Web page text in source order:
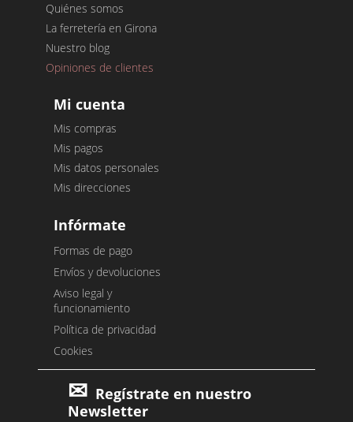
Quiénes somos
La ferretería en Girona
Nuestro blog
Opiniones de clientes
Mi cuenta
Mis compras
Mis pagos
Mis datos personales
Mis direcciones
Infórmate
Formas de pago
Envíos y devoluciones
Aviso legal y
funcionamiento
Política de privacidad
Cookies
Regístrate en nuestro
Newsletter